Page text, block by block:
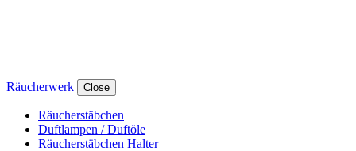
Räucherwerk Close
Räucherstäbchen
Duftlampen / Duftöle
Räucherstäbchen Halter